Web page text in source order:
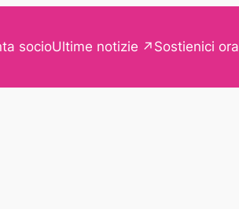
socioUltime notizie Sostienici ora